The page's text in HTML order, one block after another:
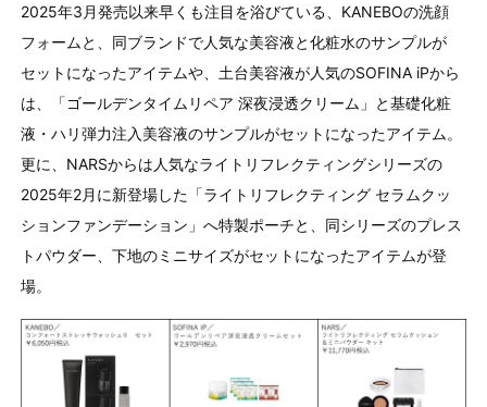
2025年3月発売以来早くも注目を浴びている、KANEBOの洗顔
フォームと、同ブランドで人気な美容液と化粧水のサンプルが
セットになったアイテムや、土台美容液が人気のSOFINA iPから
は、「ゴールデンタイムリペア 深夜浸透クリーム」と基礎化粧
液・ハリ弾力注入美容液のサンプルがセットになったアイテム。
更に、NARSからは人気なライトリフレクティングシリーズの
2025年2月に新登場した「ライトリフレクティング セラムクッ
ションファンデーション」へ特製ポーチと、同シリーズのプレス
トパウダー、下地のミニサイズがセットになったアイテムが登
場。